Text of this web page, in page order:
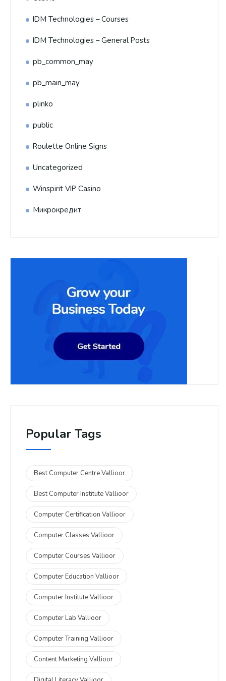
IDM Technologies – Courses
IDM Technologies – General Posts
pb_common_may
pb_main_may
plinko
public
Roulette Online Signs
Uncategorized
Winspirit VIP Casino
Микрокредит
Popular Tags
Best Computer Centre Vallioor
Best Computer Institute Vallioor
Computer Certification Vallioor
Computer Classes Vallioor
Computer Courses Vallioor
Computer Education Vallioor
Computer Institute Vallioor
Computer Lab Vallioor
Computer Training Vallioor
Content Marketing Vallioor